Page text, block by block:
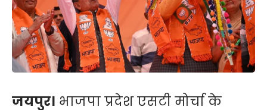
जयपुर। भाजपा प्रदेश एसटी मोर्चा के